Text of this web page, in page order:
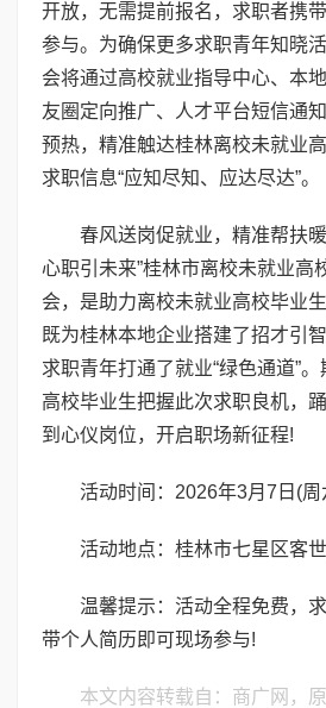
开放，无需提前报名，求职者携
参与。为确保更多求职青年知晓
会将通过高校就业指导中心、本
友圈定向推广、人才平台短信通
预热，精准触达桂林离校未就业
求职信息“应知尽知、应达尽达”。
春风送岗促就业，精准帮扶
心职引未来”桂林市离校未就业高
会，是助力离校未就业高校毕业
既为桂林本地企业搭建了招才引
求职青年打通了就业“绿色通道”
高校毕业生把握此次求职良机，
到心仪岗位，开启职场新征程!
活动时间：2026年3月7日(
活动地点：桂林市七星区客
温馨提示：活动全程免费，
带个人简历即可现场参与!
本文内容转载自：商广网，